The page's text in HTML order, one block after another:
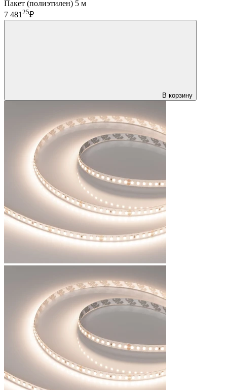
Пакет (полиэтилен) 5 м
7 481 25₽
В корзину